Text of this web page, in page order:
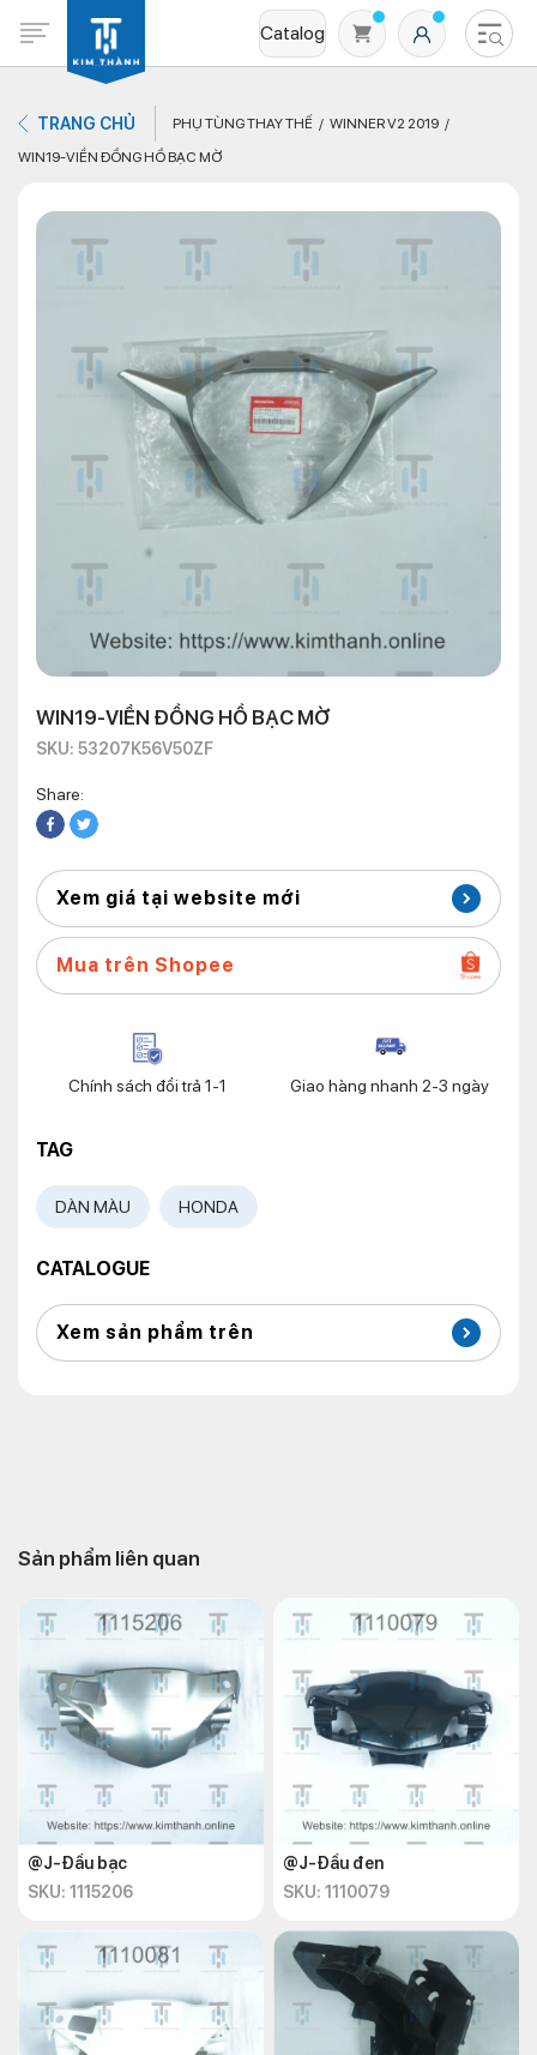
Catalog
Không có sản phẩm nào trong giỏ hàng
TRANG CHỦ PHỤ TÙNG THAY THẾ
WINNER V2 2019
WIN19-VIỀN ĐỒNG HỒ BẠC MỜ
WIN19-VIỀN ĐỒNG HỒ BẠC MỜ
SKU: 53207K56V50ZF
Share:
Xem giá tại website mới
Mua trên Shopee
Chính sách đổi trả 1-1 Giao hàng nhanh 2-3 ngày
TAG
DÀN MÀU HONDA
CATALOGUE
Xem sản phẩm trên
Sản phẩm liên quan
@J-Đầu bạc
SKU: 1115206
@J-Đầu đen
SKU: 1110079